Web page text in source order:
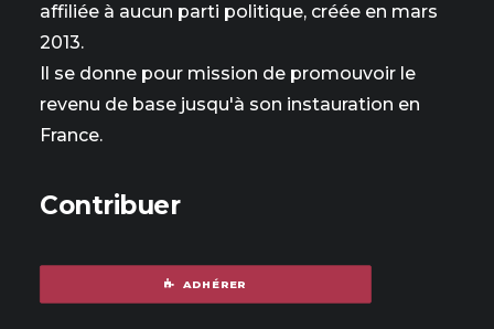
affiliée à aucun parti politique, créée en mars
2013.
Il se donne pour mission de promouvoir le
revenu de base jusqu'à son instauration en
France.
Contribuer
ADHÉRER